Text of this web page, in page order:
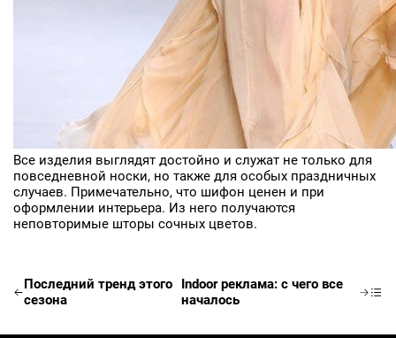
Все изделия выглядят достойно и служат не только для
повседневной носки, но также для особых праздничных
случаев. Примечательно, что шифон ценен и при
оформлении интерьера. Из него получаются
неповторимые шторы сочных цветов.
Последний тренд этого
сезона
Indoor реклама: с чего все
началось